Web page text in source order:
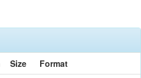
Size
Format